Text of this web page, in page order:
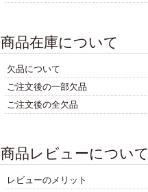
商品在庫について
欠品について
ご注文後の一部欠品
ご注文後の全欠品
商品レビューについて
レビューのメリット